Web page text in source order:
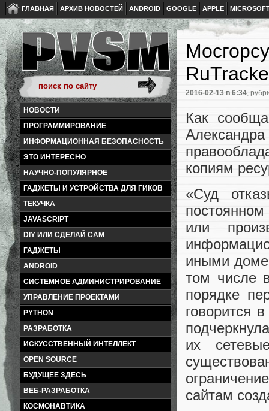
ГЛАВНАЯ АРХИВ НОВОСТЕЙ ANDROID GOOGLE APPLE
НОВОСТИ
ПРОГРАММИРОВАНИЕ
ИНФОРМАЦИОННАЯ БЕЗОПАСНОСТЬ
ЭТО ИНТЕРЕСНО
НАУЧНО-ПОПУЛЯРНОЕ
ГАДЖЕТЫ И УСТРОЙСТВА ДЛЯ ГИКОВ
ТЕКУЧКА
JAVASCRIPT
DIY ИЛИ СДЕЛАЙ САМ
ГАДЖЕТЫ
ANDROID
СИСТЕМНОЕ АДМИНИСТРИРОВАНИЕ
УПРАВЛЕНИЕ ПРОЕКТАМИ
PYTHON
РАЗРАБОТКА
ИСКУССТВЕННЫЙ ИНТЕЛЛЕКТ
OPEN SOURCE
БУДУЩЕЕ ЗДЕСЬ
ВЕБ-РАЗРАБОТКА
КОСМОНАВТИКА
2016-02-13 в 6:34,
Как
копиям
«Суд
или
иными
том числе
порядке
говорится
их
сайтам